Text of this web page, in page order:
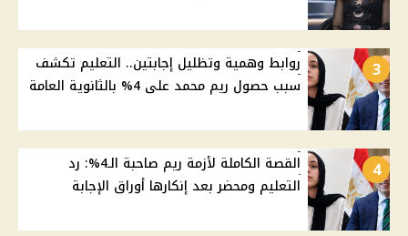
3
روابط وهمية وتظليل إجابتين.. التعليم تكشف
سبب حصول ريم محمد على 4% بالثانوية العامة
4
القصة الكاملة لأزمة ريم صاحبة الـ4%: رد
التعليم ومحضر بعد إنكارها أوراق الإجابة